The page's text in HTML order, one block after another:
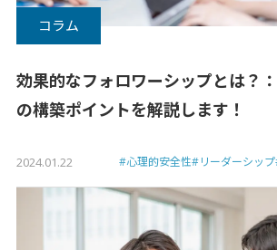
コラム
効果的なフォロワーシップとは？
の構築ポイントを解説します！
2024.01.22 #心理的安全性#リーダーシップ